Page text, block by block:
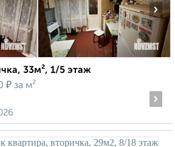
›
33м², 1/5 этаж
₽ за м²
›